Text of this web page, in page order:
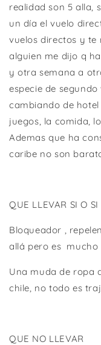
realidad son 5 alla,
un día el vuelo
vuelos directos y te
alguien me dijo q
y otra semana a
especie de
cambiando de
juegos, la comida,
Ademas que ha
caribe no son
QUE LLEVAR SI O SI
Bloqueador ,
allá pero es mucho
Una muda de ropa
chile, no todo es
QUE NO LLEVAR